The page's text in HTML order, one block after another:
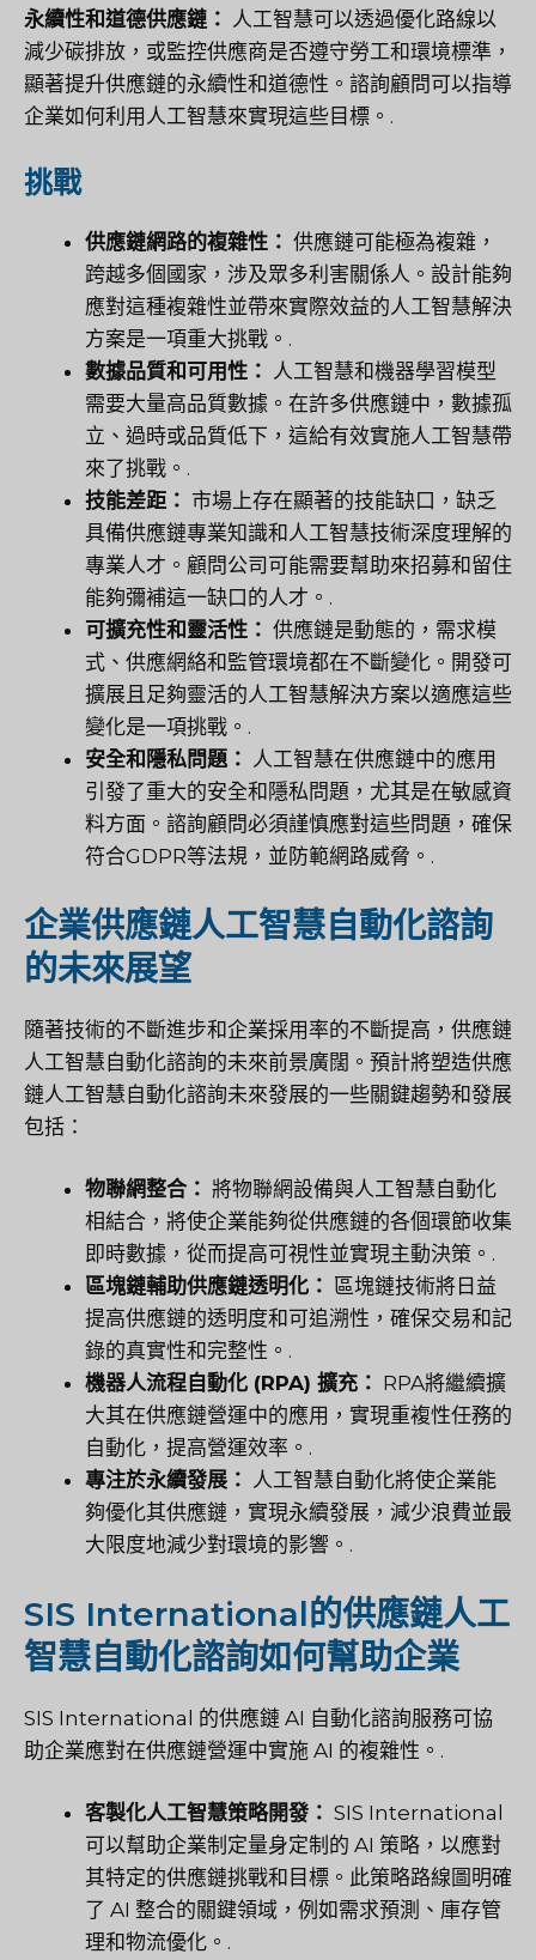
永續性和道德供應鏈： 人工智慧可以透過優化路線以
減少碳排放，或監控供應商是否遵守勞工和環境標準，
顯著提升供應鏈的永續性和道德性。諮詢顧問可以指導
企業如何利用人工智慧來實現這些目標。.
挑戰
供應鏈網路的複雜性： 供應鏈可能極為複雜，
跨越多個國家，涉及眾多利害關係人。設計能夠
應對這種複雜性並帶來實際效益的人工智慧解決
方案是一項重大挑戰。.
數據品質和可用性： 人工智慧和機器學習模型
需要大量高品質數據。在許多供應鏈中，數據孤
立、過時或品質低下，這給有效實施人工智慧帶
來了挑戰。.
技能差距： 市場上存在顯著的技能缺口，缺乏
具備供應鏈專業知識和人工智慧技術深度理解的
專業人才。顧問公司可能需要幫助來招募和留住
能夠彌補這一缺口的人才。.
可擴充性和靈活性： 供應鏈是動態的，需求模
式、供應網絡和監管環境都在不斷變化。開發可
擴展且足夠靈活的人工智慧解決方案以適應這些
變化是一項挑戰。.
安全和隱私問題： 人工智慧在供應鏈中的應用
引發了重大的安全和隱私問題，尤其是在敏感資
料方面。諮詢顧問必須謹慎應對這些問題，確保
符合GDPR等法規，並防範網路威脅。.
企業供應鏈人工智慧自動化諮詢
的未來展望
隨著技術的不斷進步和企業採用率的不斷提高，供應鏈
人工智慧自動化諮詢的未來前景廣闊。預計將塑造供應
鏈人工智慧自動化諮詢未來發展的一些關鍵趨勢和發展
包括：
物聯網整合： 將物聯網設備與人工智慧自動化
相結合，將使企業能夠從供應鏈的各個環節收集
即時數據，從而提高可視性並實現主動決策。.
區塊鏈輔助供應鏈透明化： 區塊鏈技術將日益
提高供應鏈的透明度和可追溯性，確保交易和記
錄的真實性和完整性。.
機器人流程自動化 (RPA) 擴充： RPA將繼續擴
大其在供應鏈營運中的應用，實現重複性任務的
自動化，提高營運效率。.
專注於永續發展： 人工智慧自動化將使企業能
夠優化其供應鏈，實現永續發展，減少浪費並最
大限度地減少對環境的影響。.
SIS International的供應鏈人工
智慧自動化諮詢如何幫助企業
SIS International 的供應鏈 AI 自動化諮詢服務可協
助企業應對在供應鏈營運中實施 AI 的複雜性。.
客製化人工智慧策略開發： SIS International
可以幫助企業制定量身定制的 AI 策略，以應對
其特定的供應鏈挑戰和目標。此策略路線圖明確
了 AI 整合的關鍵領域，例如需求預測、庫存管
理和物流優化。.